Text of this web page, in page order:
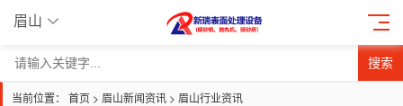
眉山
搜索
当前位置： 首页 > 眉山新闻资讯 > 眉山行业资讯